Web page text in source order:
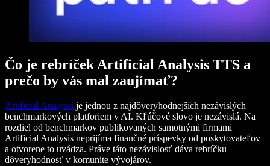
Čo je rebríček Artificial Analysis TTS a
prečo by vás mal zaujímať?
Artificial Analysis je jednou z najdôveryhodnejších nezávislých
benchmarkových platforiem v AI. Kľúčové slovo je nezávislá. Na
rozdiel od benchmarkov publikovaných samotnými firmami
Artificial Analysis neprijíma finančné príspevky od poskytovateľov
a otvorene to uvádza. Práve táto nezávislosť dáva rebríčku
dôveryhodnosť v komunite vývojárov.